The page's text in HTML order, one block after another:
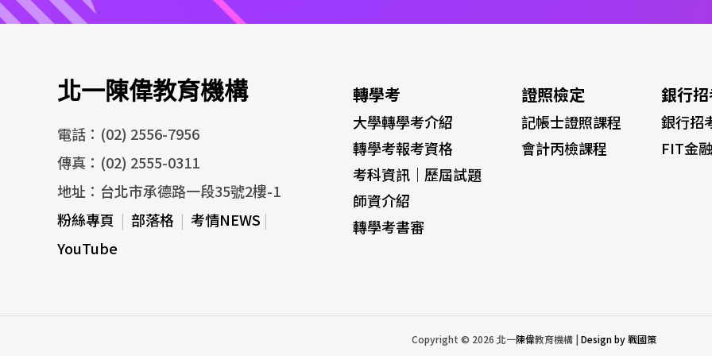
北一陳偉教育機構
電話：(02) 2556-7956
傳真：(02) 2555-0311
地址：台北市承德路一段35號2樓-1
粉絲專頁 | 部落格 | 考情NEWS |
YouTube
轉學考
大學轉學考介紹
轉學考報考資格
考科資訊｜歷屆試題
師資介紹
轉學考書審
證照檢定
記帳士證照課程
會計丙檢課程
銀行
銀行招
FIT金
Copyright © 2026 北一陳偉教育機構 | Design by 戰國策